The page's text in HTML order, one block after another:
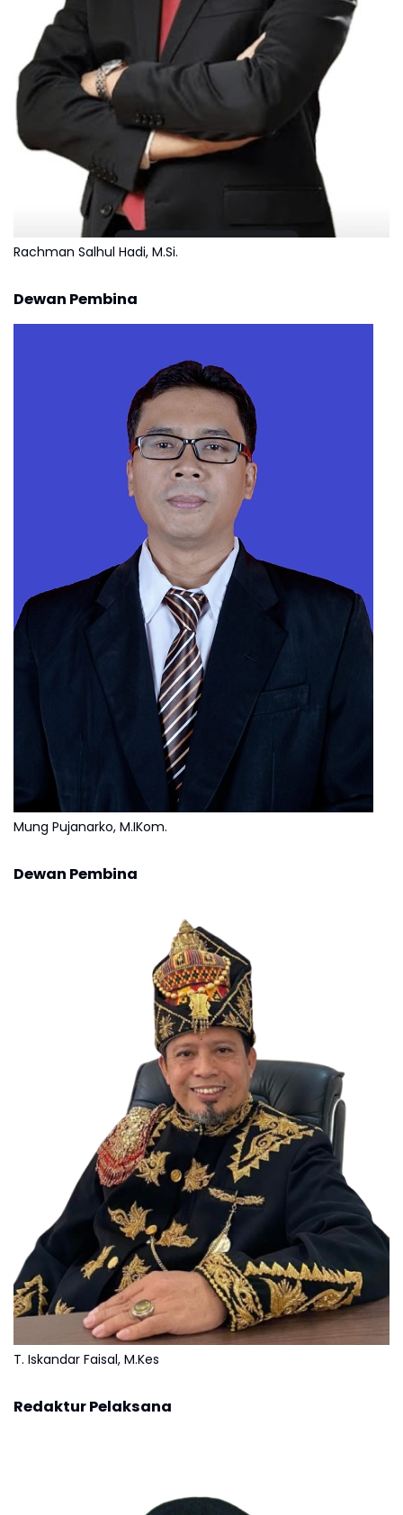
Rachman Salhul Hadi, M.Si.
Dewan Pembina
Mung Pujanarko, M.IKom.
Dewan Pembina
T. Iskandar Faisal, M.Kes
Redaktur Pelaksana